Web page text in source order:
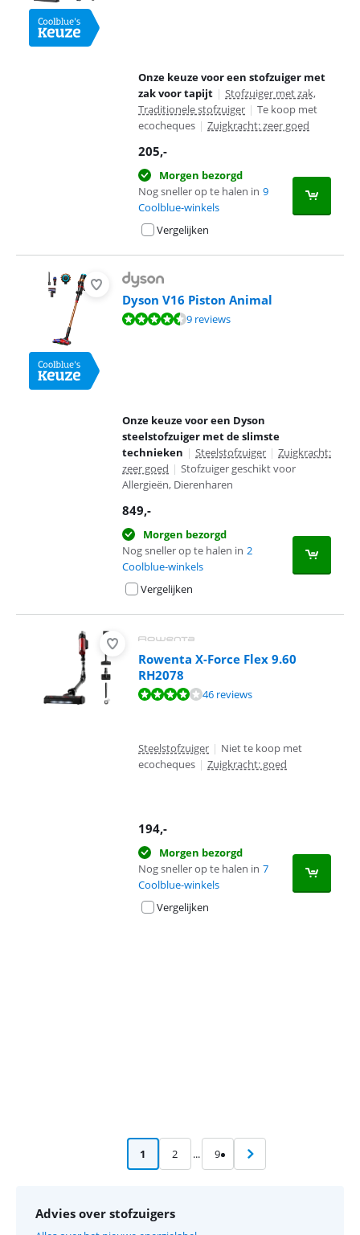
Onze keuze voor een stofzuiger met
zak voor tapijt | Stofzuiger met zak,
Traditionele stofzuiger | Te koop met
ecocheques | Zuigkracht: zeer goed
205,-
Morgen bezorgd
Nog sneller op te halen in 9
Coolblue-winkels
Vergelijken
Dyson V16 Piston Animal
Beoordeling is 8,9 van de 10, gebaseerd op 9 reviews.
9 reviews
Onze keuze voor een Dyson
steelstofzuiger met de slimste
technieken | Steelstofzuiger | Zuigkracht:
zeer goed | Stofzuiger geschikt voor
Allergieën, Dierenharen
849,-
Morgen bezorgd
Nog sneller op te halen in 2
Coolblue-winkels
Vergelijken
Rowenta X-Force Flex 9.60
RH2078
Beoordeling is 8,4 van de 10, gebaseerd op 46 reviews.
46 reviews
Steelstofzuiger | Niet te koop met
ecocheques | Zuigkracht: goed
194,-
Morgen bezorgd
Nog sneller op te halen in 7
Coolblue-winkels
Vergelijken
1 2 ... 9
Advies over stofzuigers